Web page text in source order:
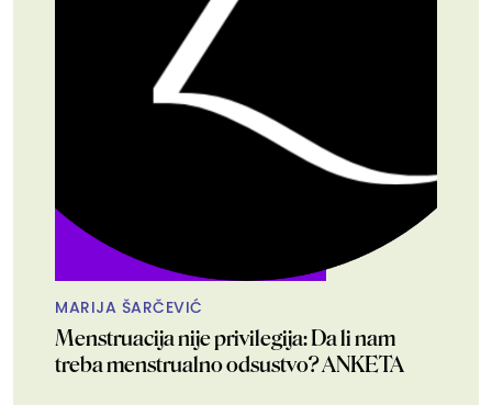
MARIJA ŠARČEVIĆ
Menstruacija nije privilegija: Da li nam
treba menstrualno odsustvo? ANKETA